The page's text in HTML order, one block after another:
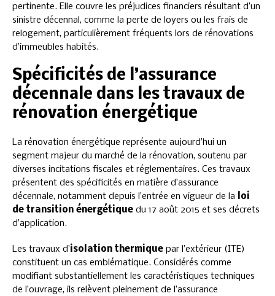
pertinente. Elle couvre les préjudices financiers résultant d’un
sinistre décennal, comme la perte de loyers ou les frais de
relogement, particulièrement fréquents lors de rénovations
d’immeubles habités.
Spécificités de l’assurance
décennale dans les travaux de
rénovation énergétique
La rénovation énergétique représente aujourd’hui un
segment majeur du marché de la rénovation, soutenu par
diverses incitations fiscales et réglementaires. Ces travaux
présentent des spécificités en matière d’assurance
décennale, notamment depuis l’entrée en vigueur de la
loi
de transition énergétique du 17 août 2015 et ses décrets
d’application.
Les travaux d’isolation thermique par l’extérieur (ITE)
constituent un cas emblématique. Considérés comme
modifiant substantiellement les caractéristiques techniques
de l’ouvrage, ils relèvent pleinement de l’assurance